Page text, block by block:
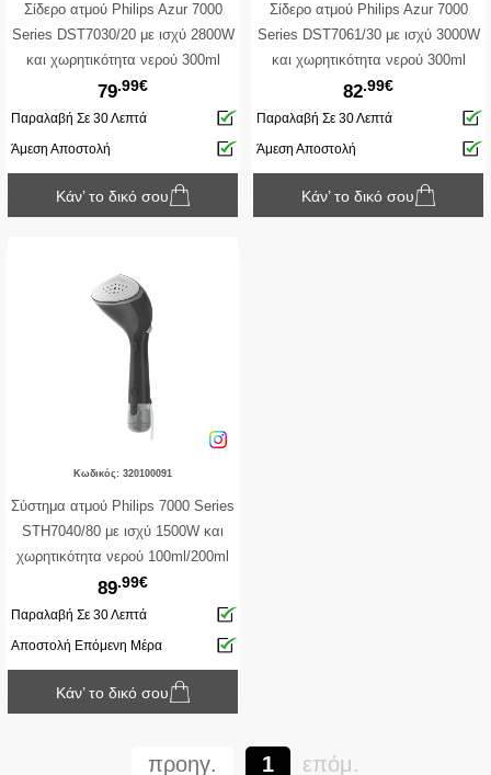
Σίδερο ατμού Philips Azur 7000
Series DST7030/20 με ισχύ 2800W
και χωρητικότητα νερού 300ml
79.99€
Παραλαβή Σε 30 Λεπτά
Άμεση Αποστολή
Κάν’ το δικό σου
Σίδερο ατμού Philips Azur 7000
Series DST7061/30 με ισχύ 3000W
και χωρητικότητα νερού 300ml
82.99€
Παραλαβή Σε 30 Λεπτά
Άμεση Αποστολή
Κάν’ το δικό σου
Κωδικός: 320100091
Σύστημα ατμού Philips 7000 Series
STH7040/80 με ισχύ 1500W και
χωρητικότητα νερού 100ml/200ml
89.99€
Παραλαβή Σε 30 Λεπτά
Αποστολή Επόμενη Μέρα
Κάν’ το δικό σου
προηγ. 1 επόμ.